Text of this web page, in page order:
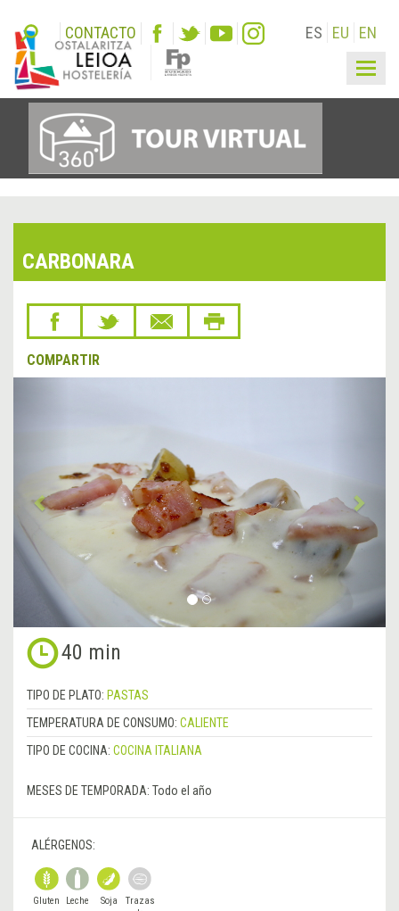
CONTACTO ES EU EN
CARBONARA
COMPARTIR
40 min
TIPO DE PLATO: PASTAS
TEMPERATURA DE CONSUMO: CALIENTE
TIPO DE COCINA: COCINA ITALIANA
MESES DE TEMPORADA: Todo el año
ALÉRGENOS:
Gluten Leche Soja
Trazas